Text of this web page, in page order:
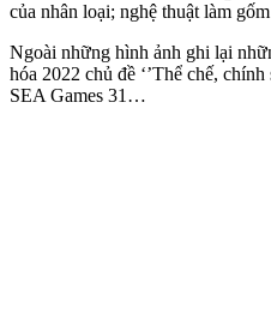
của nhân loại; nghệ thuật làm
Ngoài những hình ảnh ghi lại
hóa 2022 chủ đề ‘’Thể chế,
SEA Games 31…